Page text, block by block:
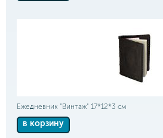
Ежедневник "Винтаж" 17*12*3 см
в корзину